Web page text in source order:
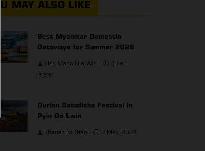
MAY ALSO LIKE
Best Myanmar Domestic
Getaways for Summer 2026
Hay Mann Hla Win
4 Feb,
2026
Durian Satuditha Festival in
Pyin Oo Lwin
Thadar Ni Than 9 May, 2024